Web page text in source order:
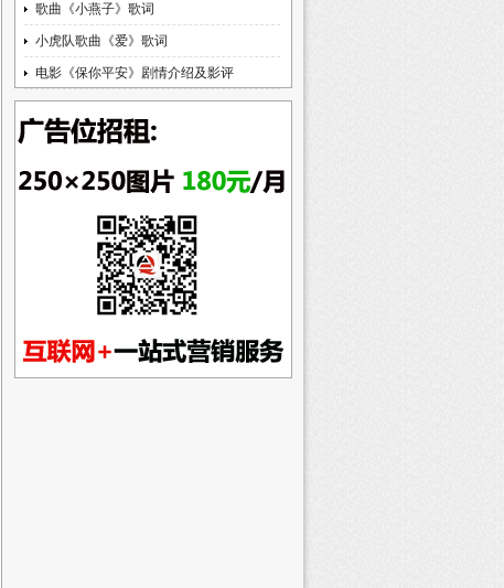
歌曲《小燕子》歌词
小虎队歌曲《爱》歌词
电影《保你平安》剧情介绍及影评